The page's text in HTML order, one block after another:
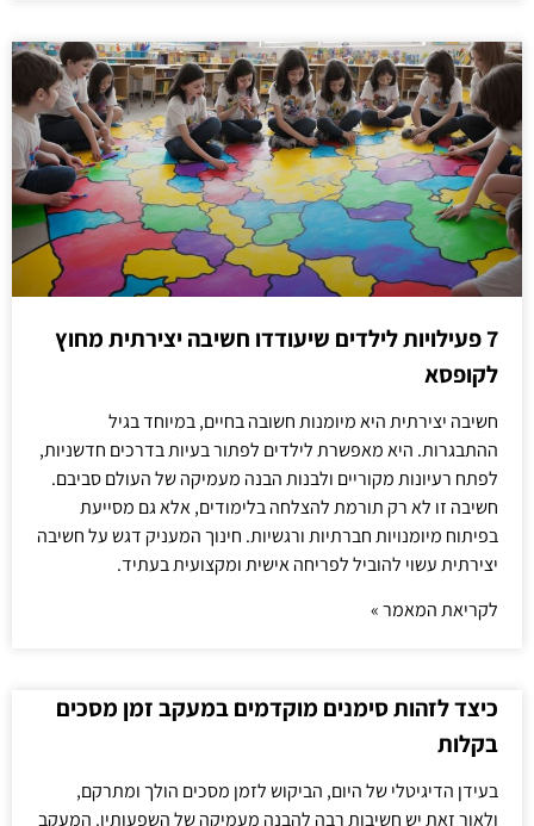
7 פעילויות לילדים שיעודדו חשיבה יצירתית מחוץ
לקופסא
חשיבה יצירתית היא מיומנות חשובה בחיים, במיוחד בגיל
ההתבגרות. היא מאפשרת לילדים לפתור בעיות בדרכים חדשניות,
לפתח רעיונות מקוריים ולבנות הבנה מעמיקה של העולם סביבם.
חשיבה זו לא רק תורמת להצלחה בלימודים, אלא גם מסייעת
בפיתוח מיומנויות חברתיות ורגשיות. חינוך המעניק דגש על חשיבה
יצירתית עשוי להוביל לפריחה אישית ומקצועית בעתיד.
לקריאת המאמר »
כיצד לזהות סימנים מוקדמים במעקב זמן מסכים
בקלות
בעידן הדיגיטלי של היום, הביקוש לזמן מסכים הולך ומתרקם,
ולאור זאת יש חשיבות רבה להבנה מעמיקה של השפעותיו. המעקב